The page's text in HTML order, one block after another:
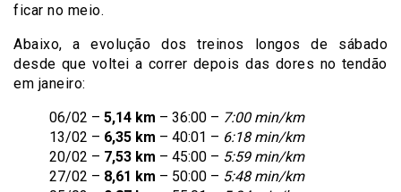
ficar no meio.
Abaixo, a evolução dos treinos longos de sábado
desde que voltei a correr depois das dores no tendão
em janeiro:
06/02 – 5,14 km – 36:00 – 7:00 min/km
13/02 – 6,35 km – 40:01 – 6:18 min/km
20/02 – 7,53 km – 45:00 – 5:59 min/km
27/02 – 8,61 km – 50:00 – 5:48 min/km